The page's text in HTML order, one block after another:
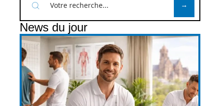
News du jour